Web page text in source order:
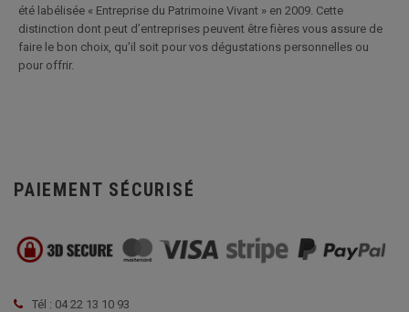
été labélisée « Entreprise du Patrimoine Vivant » en 2009. Cette
distinction dont peut d’entreprises peuvent être fières vous assure de
faire le bon choix, qu’il soit pour vos dégustations personnelles ou
pour offrir.
PAIEMENT SÉCURISÉ
Tél : 04 22 13 10 93